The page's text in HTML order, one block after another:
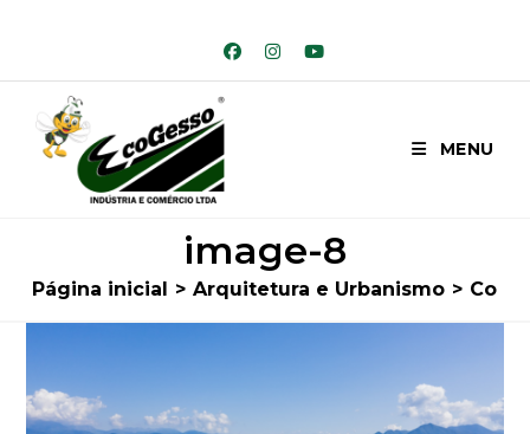
conteúdo
MENU
image-8
Página inicial > Arquitetura e Urbanismo >